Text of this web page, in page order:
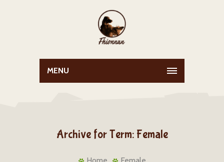
MENU
Archive for Term: Female